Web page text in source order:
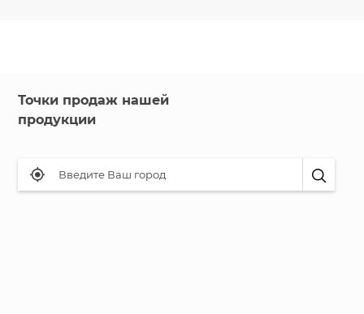
Точки продаж нашей
продукции